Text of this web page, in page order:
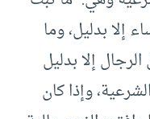
بدليل، وما
إلا بدليل
وإذا كان